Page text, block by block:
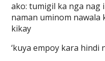
ako: tumigil ka nga nag
naman uminom nawala
kikay
‘kuya empoy kara hindi